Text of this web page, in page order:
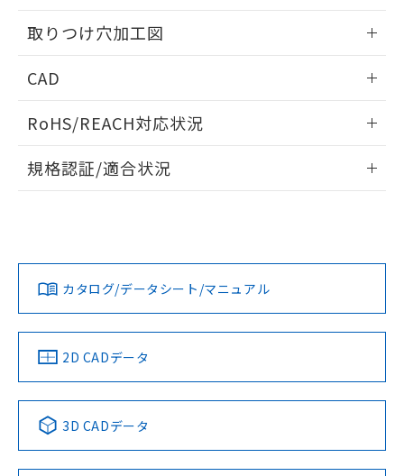
取りつけ穴加工図
CAD
ドすることができます。
ログイン/会員登録
ダウンロードデータをご利用いただく前に、以下を必ずお読
みください。
ソフトウェアの使用条件
RoHS/REACH対応状況
EU RoHS 注意事項・凡例
対応済み
中国 RoHS 注意事項・凡例
Pb Hg Cd Cr(VI)
規格認証/適合状況
LR型式承認
（イギリス
船舶規格）
DNV型式承認
（ノルウェー
BV型式承認
（フランス
KR型式
（韓国
No No No No
この製品の規格認証/適合状況ページへ
その他の認証はこちらのページからご検索ください
カタログ/データシート/マニュアル
2D CADデータ
3D CADデータ
り、2022年1月12日より割愛しておりま
す。